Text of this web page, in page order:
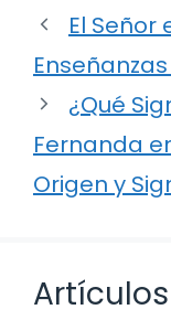
El Señor
¿Qué
Fernanda
Origen y
Artículos